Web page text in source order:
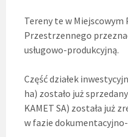
Tereny te w
Przestrzennego
usługowo-produkcyjną.
Część działek
ha) zostało już
KAMET SA) została już
w fazie